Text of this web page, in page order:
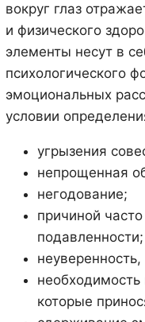
вокруг глаз
и физического
элементы несут в
психологического
эмоциональных
условии
угрызения
непрощенная
негодование;
причиной
подавленности;
необходимость
которые